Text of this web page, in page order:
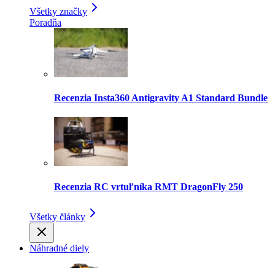
Všetky značky
Poradňa
Recenzia Insta360 Antigravity A1 Standard Bundle
Recenzia RC vrtuľníka RMT DragonFly 250
Všetky články
Náhradné diely